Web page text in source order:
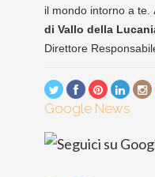
il mondo intorno a te.
di Vallo della
Direttore
Google News